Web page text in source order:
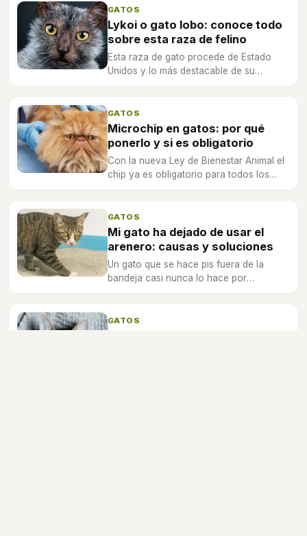
GATOS
Lykoi o gato lobo: conoce todo
sobre esta raza de felino
Esta raza de gato procede de Estado
Unidos y lo más destacable de su
GATOS
Microchip en gatos: por qué
ponerlo y si es obligatorio
Con la nueva Ley de Bienestar Animal el
chip ya es obligatorio para todos los
se hace.
GATOS
Mi gato ha dejado de usar el
arenero: causas y soluciones
Un gato que se hace pis fuera de la
bandeja casi nunca lo hace por
distinguir una cosa de la otra y por
GATOS